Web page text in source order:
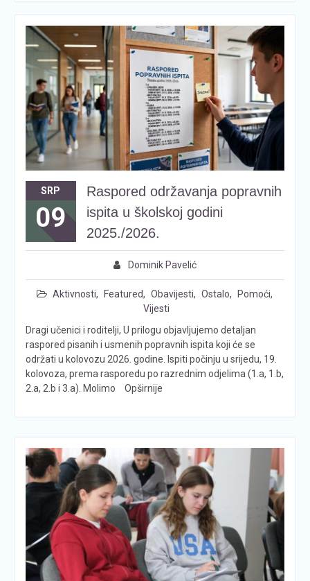
SRP
09
Raspored održavanja popravnih
ispita u školskoj godini
2025./2026.
Dominik Pavelić
Aktivnosti, Featured, Obavijesti, Ostalo, Pomoći,
Vijesti
Dragi učenici i roditelji, U prilogu objavljujemo detaljan
raspored pisanih i usmenih popravnih ispita koji će se
održati u kolovozu 2026. godine. Ispiti počinju u srijedu, 19.
kolovoza, prema rasporedu po razrednim odjelima (1.a, 1.b,
2.a, 2.b i 3.a). Molimo
Opširnije